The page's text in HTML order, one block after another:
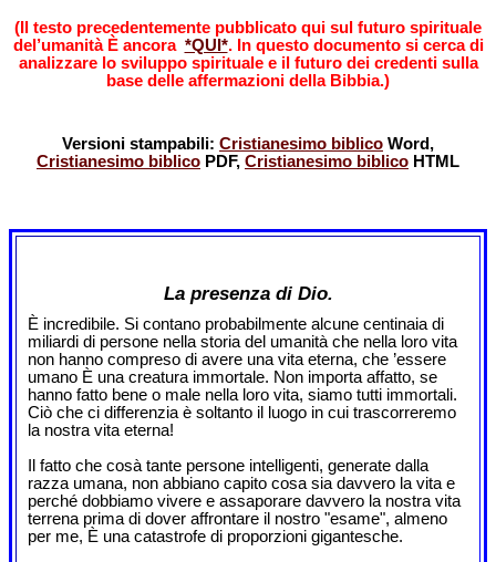
(Il testo precedentemente pubblicato qui sul futuro spirituale
del’umanità È ancora *QUI*. In questo documento si cerca di
analizzare lo sviluppo spirituale e il futuro dei credenti sulla
base delle affermazioni della Bibbia.)
Versioni stampabili: Cristianesimo biblico Word,
Cristianesimo biblico PDF, Cristianesimo biblico HTML
La presenza di Dio.
È incredibile. Si contano probabilmente alcune centinaia di
miliardi di persone nella storia del umanità che nella loro vita
non hanno compreso di avere una vita eterna, che ’essere
umano È una creatura immortale. Non importa affatto, se
hanno fatto bene o male nella loro vita, siamo tutti immortali.
Ciò che ci differenzia è soltanto il luogo in cui trascorreremo
la nostra vita eterna!
Il fatto che cosà tante persone intelligenti, generate dalla
razza umana, non abbiano capito cosa sia davvero la vita e
perché dobbiamo vivere e assaporare davvero la nostra vita
terrena prima di dover affrontare il nostro "esame", almeno
per me, È una catastrofe di proporzioni gigantesche.